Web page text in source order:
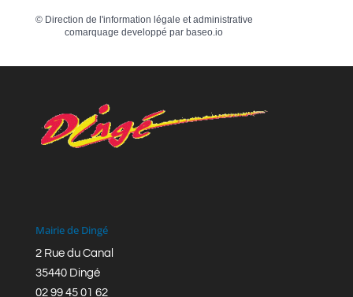
© Direction de l'information légale et administrative
comarquage developpé par baseo.io
Mairie de Dingé
2 Rue du Canal
35440 Dingé
02 99 45 01 62